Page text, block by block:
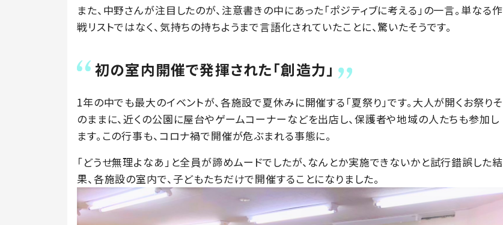
また、中野さんが注目したのが、注意書きの中にあった「ポジティブに考える」の一言。単なる作
戦リストではなく、気持ちの持ちようまで言語化されていたことに、驚いたそうです。
初の室内開催で発揮された「創造力」
1年の中でも最大のイベントが、各施設で夏休みに開催する「夏祭り」です。大人が開くお祭りそ
のままに、近くの公園に屋台やゲームコーナーなどを出店し、保護者や地域の人たちも参加し
ます。この行事も、コロナ禍で開催が危ぶまれる事態に。
「どうせ無理よなあ」と全員が諦めムードでしたが、なんとか実施できないかと試行錯誤した結
果、各施設の室内で、子どもたちだけで開催することになりました。